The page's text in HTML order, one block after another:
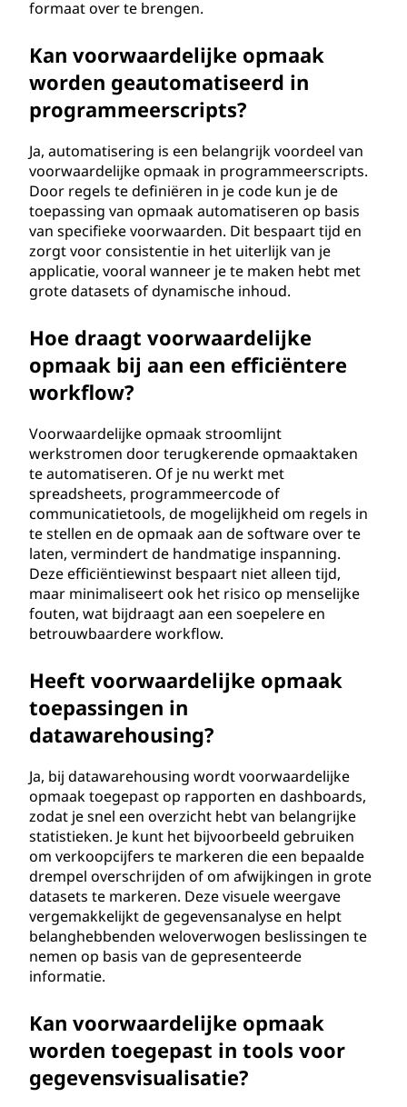
formaat over te brengen.
Kan voorwaardelijke opmaak
worden geautomatiseerd in
programmeerscripts?
Ja, automatisering is een belangrijk voordeel van
voorwaardelijke opmaak in programmeerscripts.
Door regels te definiëren in je code kun je de
toepassing van opmaak automatiseren op basis
van specifieke voorwaarden. Dit bespaart tijd en
zorgt voor consistentie in het uiterlijk van je
applicatie, vooral wanneer je te maken hebt met
grote datasets of dynamische inhoud.
Hoe draagt voorwaardelijke
opmaak bij aan een efficiëntere
workflow?
Voorwaardelijke opmaak stroomlijnt
werkstromen door terugkerende opmaaktaken
te automatiseren. Of je nu werkt met
spreadsheets, programmeercode of
communicatietools, de mogelijkheid om regels in
te stellen en de opmaak aan de software over te
laten, vermindert de handmatige inspanning.
Deze efficiëntiewinst bespaart niet alleen tijd,
maar minimaliseert ook het risico op menselijke
fouten, wat bijdraagt aan een soepelere en
betrouwbaardere workflow.
Heeft voorwaardelijke opmaak
toepassingen in
datawarehousing?
Ja, bij datawarehousing wordt voorwaardelijke
opmaak toegepast op rapporten en dashboards,
zodat je snel een overzicht hebt van belangrijke
statistieken. Je kunt het bijvoorbeeld gebruiken
om verkoopcijfers te markeren die een bepaalde
drempel overschrijden of om afwijkingen in grote
datasets te markeren. Deze visuele weergave
vergemakkelijkt de gegevensanalyse en helpt
belanghebbenden weloverwogen beslissingen te
nemen op basis van de gepresenteerde
informatie.
Kan voorwaardelijke opmaak
worden toegepast in tools voor
gegevensvisualisatie?